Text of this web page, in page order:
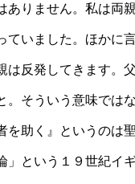
ありません。私は両
ていました。ほかに
は反発してきます。
。そういう意味では
を助く』というのは
」という１９世紀イ